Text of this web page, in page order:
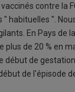
contre la
habituelles ".
En Pays de
plus de 20 % en
début de
de l'épisode